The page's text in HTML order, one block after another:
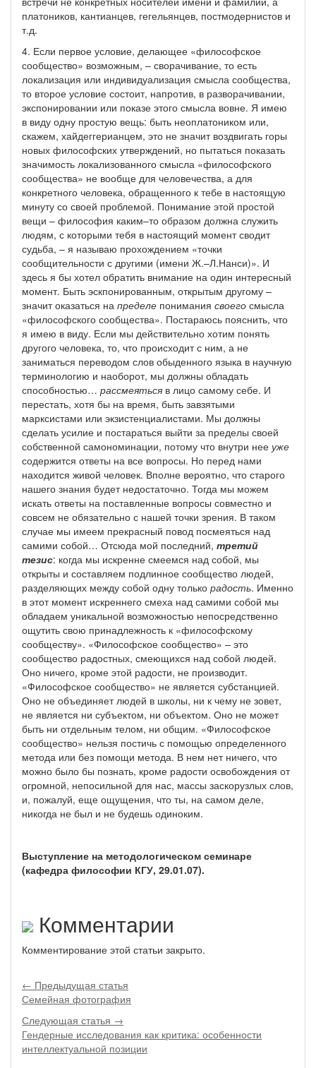
платоников, кантианцев, гегельянцев, постмодернистов и
т.д.
4. Если первое условие, делающее «философское
сообщество» возможным, – сворачивание, то есть
локализация или индивидуализация смысла сообщества,
то второе условие состоит, напротив, в разворачивании,
экспонировании или показе этого смысла вовне. Я имею
в виду одну простую вещь: быть неоплатоником или,
скажем, хайдеггерианцем, это не значит воздвигать горы
новых философских утверждений, но пытаться показать
значимость локализованного смысла «философского
сообщества» не вообще для человечества, а для
конкретного человека, обращенного к тебе в настоящую
минуту со своей проблемой. Понимание этой простой
вещи – философия каким–то образом должна служить
людям, с которыми тебя в настоящий момент сводит
судьба, – я называю прохождением «точки
сообщительности с другими (имени Ж.–Л.Нанси)». И
здесь я бы хотел обратить внимание на один интересный
момент. Быть эскпонированным, открытым другому –
значит оказаться на пределе понимания своего смысла
«философского сообщества». Постараюсь пояснить, что
я имею в виду. Если мы действительно хотим понять
другого человека, то, что происходит с ним, а не
заниматься переводом слов обыденного языка в научную
терминологию и наоборот, мы должны обладать
способностью… рассмеяться в лицо самому себе. И
перестать, хотя бы на время, быть завзятыми
марксистами или экзистенциалистами. Мы должны
сделать усилие и постараться выйти за пределы своей
собственной самономинации, потому что внутри нее уже
содержится ответы на все вопросы. Но перед нами
находится живой человек. Вполне вероятно, что старого
нашего знания будет недостаточно. Тогда мы можем
искать ответы на поставленные вопросы совместно и
совсем не обязательно с нашей точки зрения. В таком
случае мы имеем прекрасный повод посмеяться над
самими собой… Отсюда мой последний, третий
тезис: когда мы искренне смеемся над собой, мы
открыты и составляем подлинное сообщество людей,
разделяющих между собой одну только радость. Именно
в этот момент искреннего смеха над самими собой мы
обладаем уникальной возможностью непосредственно
ощутить свою принадлежность к «философскому
сообществу». «Философское сообщество» – это
сообщество радостных, смеющихся над собой людей.
Оно ничего, кроме этой радости, не производит.
«Философское сообщество» не является субстанцией.
Оно не объединяет людей в школы, ни к чему не зовет,
не является ни субъектом, ни объектом. Оно не может
быть ни отдельным телом, ни общим. «Философское
сообщество» нельзя постичь с помощью определенного
метода или без помощи метода. В нем нет ничего, что
можно было бы познать, кроме радости освобождения от
огромной, непосильной для нас, массы заскорузлых слов,
и, пожалуй, еще ощущения, что ты, на самом деле,
никогда не был и не будешь одиноким.
Выступление на методологическом семинаре
(кафедра философии КГУ, 29.01.07).
Комментарии
Комментирование этой статьи закрыто.
← Предыдущая статья
Семейная фотография
Следующая статья →
Гендерные исследования как критика: особенности
интеллектуальной позиции